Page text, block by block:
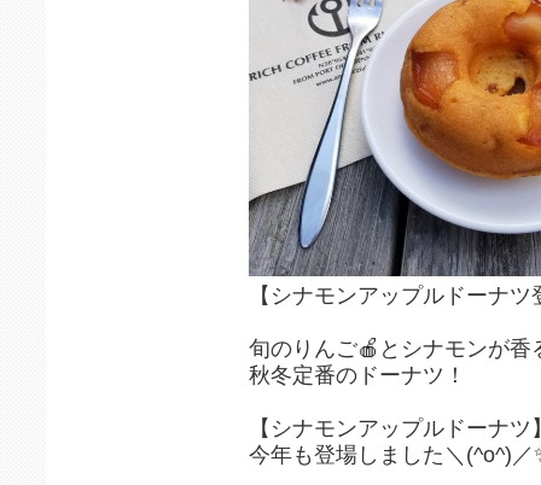
【シナモンアップルドーナツ
旬のりんご🍎とシナモンが香
秋冬定番のドーナツ！
【シナモンアップルドーナツ
今年も登場しました＼(^o^)／